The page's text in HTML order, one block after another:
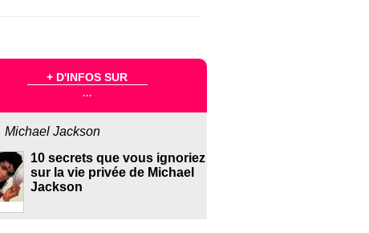
+ D'INFOS SUR
...
Michael Jackson
10 secrets que vous ignoriez
sur la vie privée de Michael
Jackson